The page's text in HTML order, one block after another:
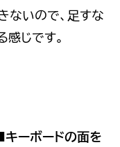
ないので、足すな
感じです。
■キーボードの面を